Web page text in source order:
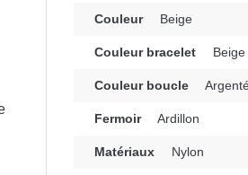
Couleur Beige
Couleur bracelet Beige
Couleur boucle
Fermoir Ardillon
Matériaux Nylon